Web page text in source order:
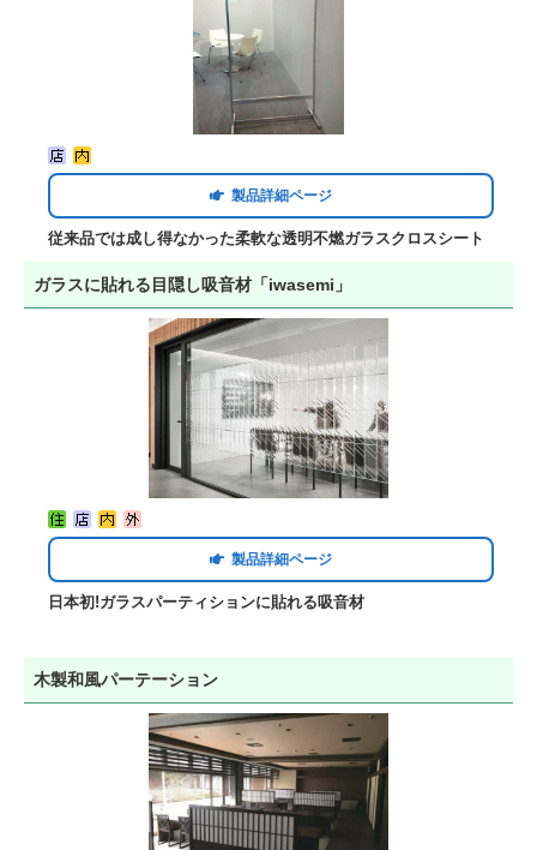
製品詳細ページ
従来品では成し得なかった柔軟な透明不燃ガラスクロスシート
ガラスに貼れる目隠し吸音材「iwasemi」
製品詳細ページ
日本初!ガラスパーティションに貼れる吸音材
木製和風パーテーション